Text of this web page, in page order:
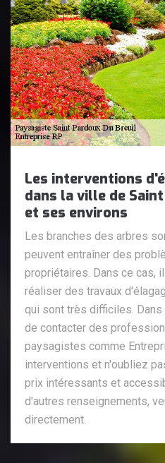
Les interventions
dans la ville de
et ses environs
Les branches des arbres
peuvent entraîner des
propriétaires. Dans ce cas,
réaliser des travaux
qui sont très difficiles.
de contacter des
paysagistes comme
interventions et n'oubliez
prix intéressants et
d'autres renseignements,
directement.